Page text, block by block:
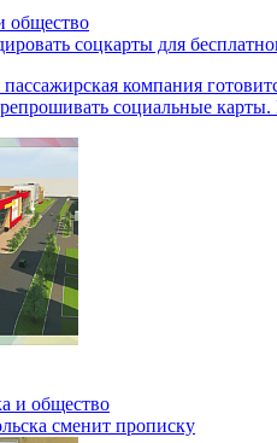
общество
соцкарты для
компания
социальные
и общество
сменит прописку